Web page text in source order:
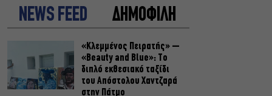
NEWS FEED ΔΗΜΟΦΙΛΗ
«Κλεμμένος Πειρατής» –
«Beauty and Blue»: Το
διπλό εκθεσιακό ταξίδι
του Απόστολου Χαντζαρά
στην Πάτμο